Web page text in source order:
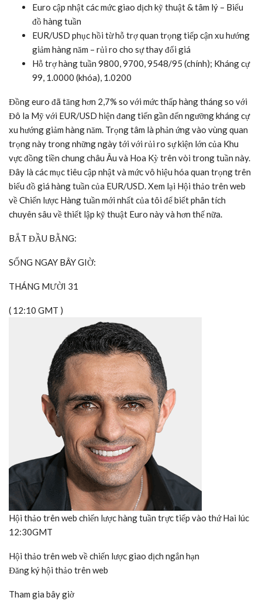
Euro cập nhật các mức giao dịch kỹ thuật & tâm lý – Biểu
đồ hàng tuần
EUR/USD phục hồi từ hỗ trợ quan trọng tiếp cận xu hướng
giảm hàng năm – rủi ro cho sự thay đổi giá
Hỗ trợ hàng tuần 9800, 9700, 9548/95 (chính); Kháng cự
99, 1.0000 (khóa), 1.0200
Đồng euro đã tăng hơn 2,7% so với mức thấp hàng tháng so với
Đô la Mỹ với EUR/USD hiện đang tiến gần đến ngưỡng kháng cự
xu hướng giảm hàng năm. Trọng tâm là phản ứng vào vùng quan
trọng này trong những ngày tới với rủi ro sự kiện lớn của Khu
vực đồng tiền chung châu Âu và Hoa Kỳ trên vòi trong tuần này.
Đây là các mục tiêu cập nhật và mức vô hiệu hóa quan trọng trên
biểu đồ giá hàng tuần của EUR/USD. Xem lại Hội thảo trên web
về Chiến lược Hàng tuần mới nhất của tôi để biết phân tích
chuyên sâu về thiết lập kỹ thuật Euro này và hơn thế nữa.
BẮT ĐẦU BẰNG:
SỐNG NGAY BÂY GIỜ:
THÁNG MƯỜI 31
( 12:10 GMT )
Hội thảo trên web chiến lược hàng tuần trực tiếp vào thứ Hai lúc
12:30GMT
Hội thảo trên web về chiến lược giao dịch ngắn hạn
Đăng ký hội thảo trên web
Tham gia bây giờ